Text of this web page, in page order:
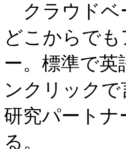
クラウドベ
どこからで
ー。標準で
ンクリック
研究パート
る。